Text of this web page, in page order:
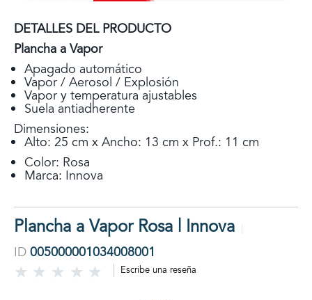
DETALLES DEL PRODUCTO
Plancha a Vapor
Apagado automático
Vapor / Aerosol / Explosión
Vapor y temperatura ajustables
Suela antiadherente
Dimensiones:
Alto: 25 cm x Ancho: 13 cm x Prof.: 11 cm
Color: Rosa
Marca: Innova
Plancha a Vapor Rosa | Innova
ID 005000001034008001
Escribe una reseña